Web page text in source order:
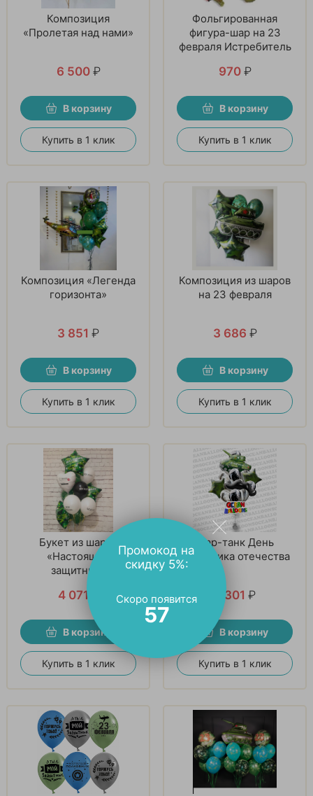
Композиция
«Пролетая над нами»
6 500 ₽
В корзину
Купить в 1 клик
Фольгированная
фигура-шар на 23
февраля Истребитель
970 ₽
В корзину
Купить в 1 клик
Композиция «Легенда
горизонта»
3 851 ₽
В корзину
Купить в 1 клик
Композиция из шаров
на 23 февраля
3 686 ₽
В корзину
Купить в 1 клик
Букет из шаров
«Настоящий
защитник»
4 071
В корзину
Купить в 1 клик
Шар-танк День
защитника отечества
3 301 ₽
В корзину
Купить в 1 клик
Промокод на
скидку 5%:
Скоро появится
56